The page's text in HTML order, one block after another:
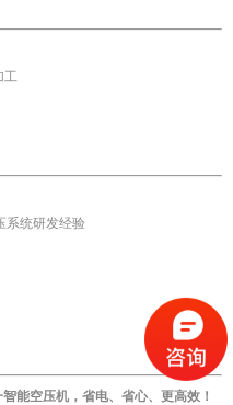
工
统研发经验
能空压机，省电、省心、更高效！